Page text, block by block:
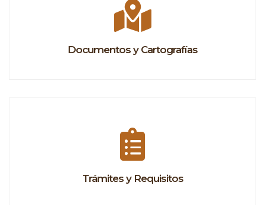
Documentos y Cartografías
Trámites y Requisitos